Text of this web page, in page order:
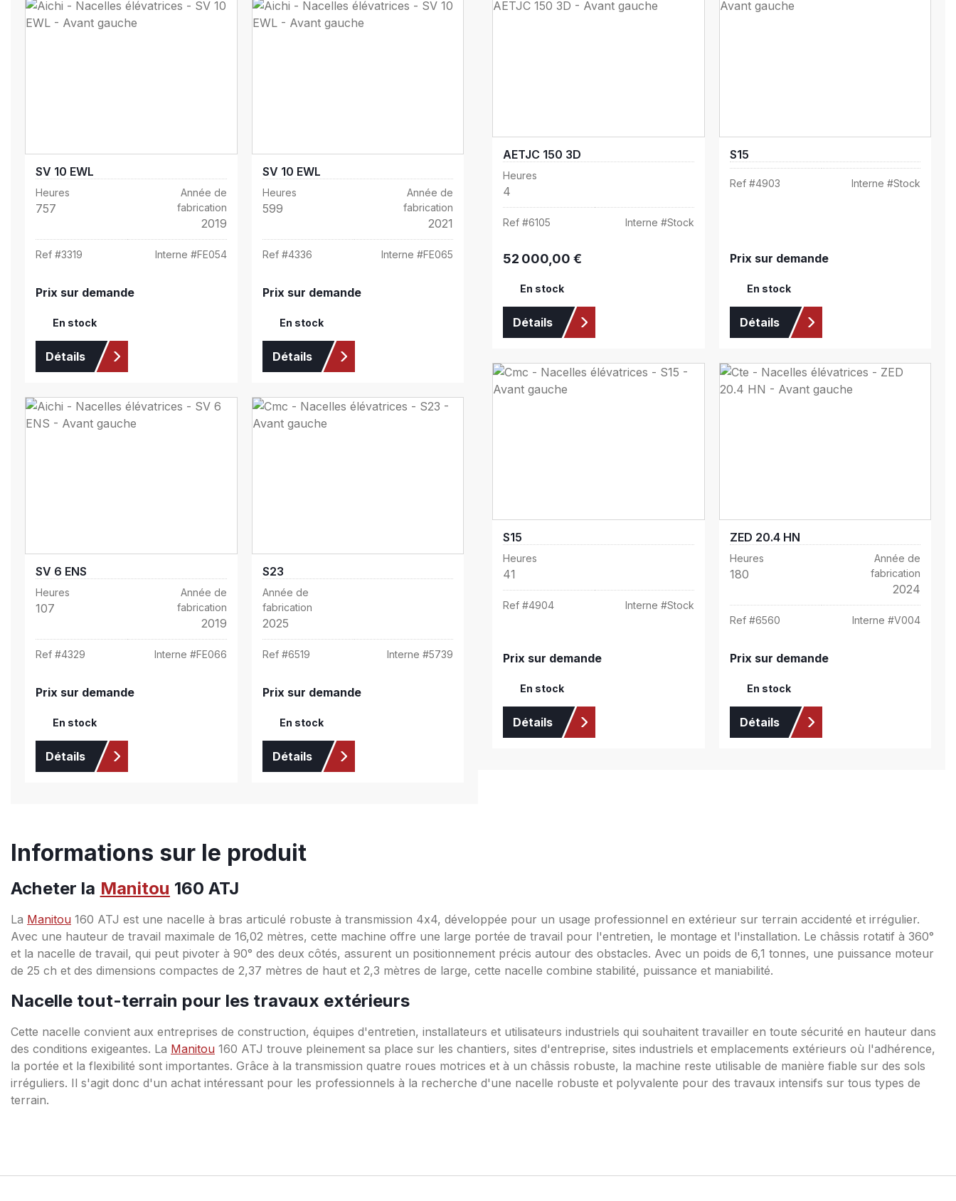
SV 10 EWL
Heures
757
Année de
fabrication
2019
Ref #3319 Interne #FE054
Prix sur demande
En stock
Détails
SV 10 EWL
Heures
599
Année de
fabrication
2021
Ref #4336 Interne #FE065
Prix sur demande
En stock
Détails
SV 6 ENS
Heures
107
Année de
fabrication
2019
Ref #4329 Interne #FE066
Prix sur demande
En stock
Détails
S23
Année de
fabrication
2025
Ref #6519 Interne #5739
Prix sur demande
En stock
Détails
AETJC 150 3D
Heures
4
Ref #6105 Interne #Stock
Prix régulier :
52 000,00 €
En stock
Détails
S15
Ref #4903 Interne #Stock
Prix sur demande
En stock
Détails
S15
Heures
41
Ref #4904 Interne #Stock
Prix sur demande
En stock
Détails
ZED 20.4 HN
Heures
180
Année de
fabrication
2024
Ref #6560 Interne #V004
Prix sur demande
En stock
Détails
Informations sur le produit
Acheter la Manitou 160 ATJ
La Manitou 160 ATJ est une nacelle à bras articulé robuste à transmission 4x4, développée pour un usage professionnel en extérieur sur terrain accidenté et irrégulier.
Avec une hauteur de travail maximale de 16,02 mètres, cette machine offre une large portée de travail pour l'entretien, le montage et l'installation. Le châssis rotatif à 360°
et la nacelle de travail, qui peut pivoter à 90° des deux côtés, assurent un positionnement précis autour des obstacles. Avec un poids de 6,1 tonnes, une puissance moteur
de 25 ch et des dimensions compactes de 2,37 mètres de haut et 2,3 mètres de large, cette nacelle combine stabilité, puissance et maniabilité.
Nacelle tout-terrain pour les travaux extérieurs
Cette nacelle convient aux entreprises de construction, équipes d'entretien, installateurs et utilisateurs industriels qui souhaitent travailler en toute sécurité en hauteur dans
des conditions exigeantes. La Manitou 160 ATJ trouve pleinement sa place sur les chantiers, sites d'entreprise, sites industriels et emplacements extérieurs où l'adhérence,
la portée et la flexibilité sont importantes. Grâce à la transmission quatre roues motrices et à un châssis robuste, la machine reste utilisable de manière fiable sur des sols
irréguliers. Il s'agit donc d'un achat intéressant pour les professionnels à la recherche d'une nacelle robuste et polyvalente pour des travaux intensifs sur tous types de
terrain.